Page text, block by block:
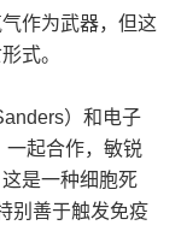
作为武器，但这
式。
）和电子
一起合作，敏锐
是一种细胞死
别善于触发免疫